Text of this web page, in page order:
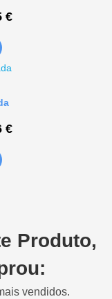
€
€
Produto,
vendidos.